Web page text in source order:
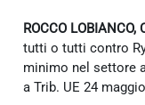
ROCCO LOBIANCO,
tutti o tutti contro
minimo nel settore
a Trib. UE 24